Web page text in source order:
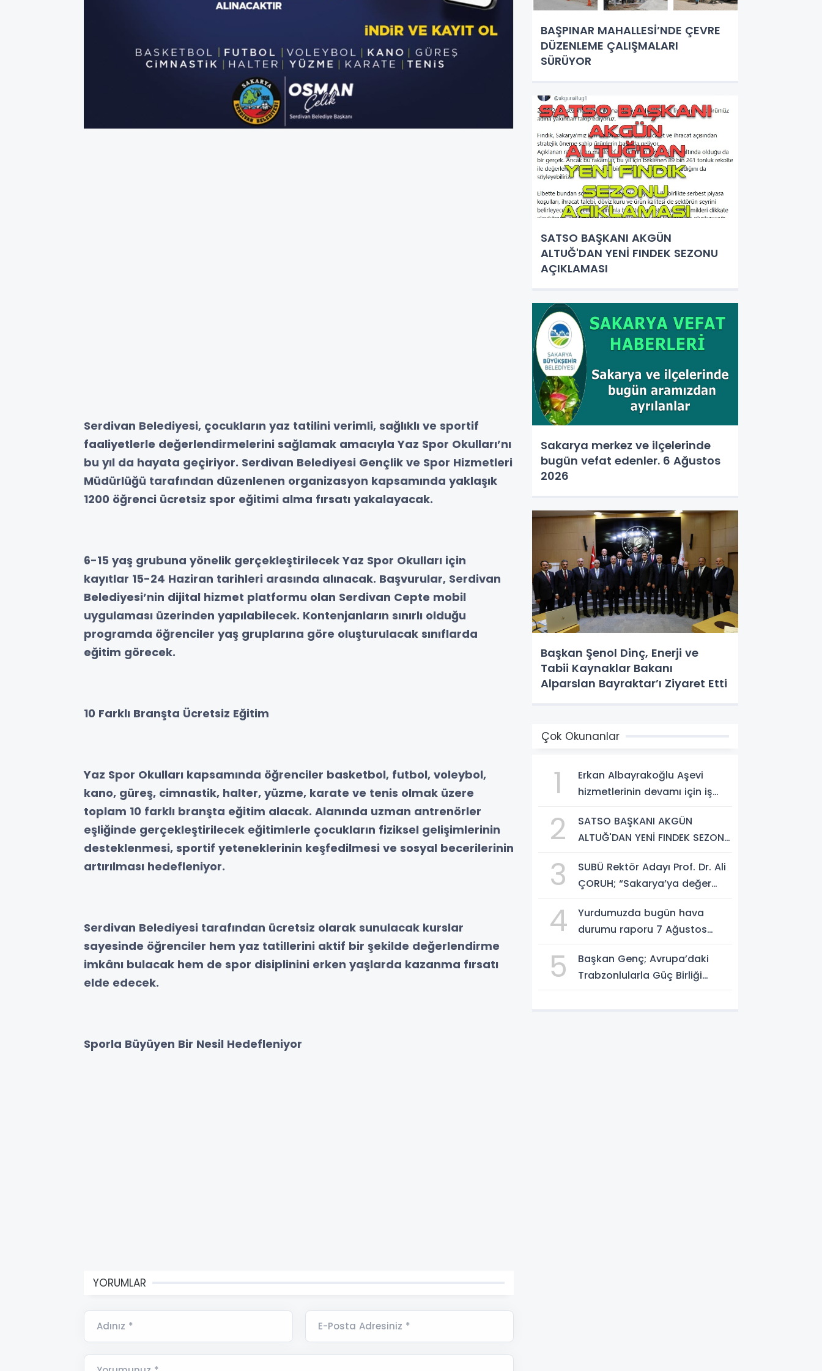
Serdivan Belediyesi, çocukların yaz tatilini verimli, sağlıklı ve sportif
faaliyetlerle değerlendirmelerini sağlamak amacıyla Yaz Spor Okulları’nı
bu yıl da hayata geçiriyor. Serdivan Belediyesi Gençlik ve Spor Hizmetleri
Müdürlüğü tarafından düzenlenen organizasyon kapsamında yaklaşık
1200 öğrenci ücretsiz spor eğitimi alma fırsatı yakalayacak.
6-15 yaş grubuna yönelik gerçekleştirilecek Yaz Spor Okulları için
kayıtlar 15-24 Haziran tarihleri arasında alınacak. Başvurular, Serdivan
Belediyesi’nin dijital hizmet platformu olan Serdivan Cepte mobil
uygulaması üzerinden yapılabilecek. Kontenjanların sınırlı olduğu
programda öğrenciler yaş gruplarına göre oluşturulacak sınıflarda
eğitim görecek.
10 Farklı Branşta Ücretsiz Eğitim
Yaz Spor Okulları kapsamında öğrenciler basketbol, futbol, voleybol,
kano, güreş, cimnastik, halter, yüzme, karate ve tenis olmak üzere
toplam 10 farklı branşta eğitim alacak. Alanında uzman antrenörler
eşliğinde gerçekleştirilecek eğitimlerle çocukların fiziksel gelişimlerinin
desteklenmesi, sportif yeteneklerinin keşfedilmesi ve sosyal becerilerinin
artırılması hedefleniyor.
Serdivan Belediyesi tarafından ücretsiz olarak sunulacak kurslar
sayesinde öğrenciler hem yaz tatillerini aktif bir şekilde değerlendirme
imkânı bulacak hem de spor disiplinini erken yaşlarda kazanma fırsatı
elde edecek.
Sporla Büyüyen Bir Nesil Hedefleniyor
YORUMLAR
Adınız * E-Posta Adresiniz *
BAŞPINAR MAHALLESİ’NDE ÇEVRE
DÜZENLEME ÇALIŞMALARI
SÜRÜYOR
SATSO BAŞKANI AKGÜN
ALTUĞ'DAN YENİ FINDEK SEZONU
AÇIKLAMASI
Sakarya merkez ve ilçelerinde
bugün vefat edenler. 6 Ağustos
2026
Başkan Şenol Dinç, Enerji ve
Tabii Kaynaklar Bakanı
Alparslan Bayraktar’ı Ziyaret Etti
Çok Okunanlar
1
Erkan Albayrakoğlu Aşevi
hizmetlerinin devamı için iş
2
SATSO BAŞKANI AKGÜN
ALTUĞ'DAN YENİ FINDEK SEZONU
3
SUBÜ Rektör Adayı Prof. Dr. Ali
ÇORUH; “Sakarya’ya değer
etmek istiyorum”
4
Yurdumuzda bugün hava
durumu raporu 7 Ağustos
5
Başkan Genç; Avrupa’daki
Trabzonlularla Güç Birliği